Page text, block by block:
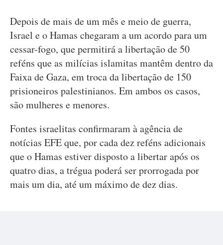
Depois de mais de um mês e meio de guerra,
Israel e o Hamas chegaram a um acordo para um
cessar-fogo, que permitirá a libertação de 50
reféns que as milícias islamitas mantêm dentro da
Faixa de Gaza, em troca da libertação de 150
prisioneiros palestinianos. Em ambos os casos,
são mulheres e menores.
Fontes israelitas confirmaram à agência de
notícias EFE que, por cada dez reféns adicionais
que o Hamas estiver disposto a libertar após os
quatro dias, a trégua poderá ser prorrogada por
mais um dia, até um máximo de dez dias.